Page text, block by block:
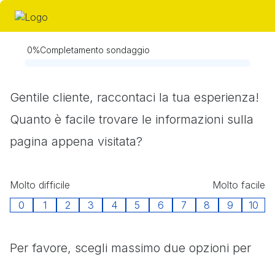
0%Completamento sondaggio
Gentile cliente, raccontaci la tua esperienza!
Quanto è facile trovare le informazioni sulla
pagina appena visitata?
Obbligatorio
Molto difficile
Molto facile
0
1 2 3 4 5 6 7 8 9 10
Per favore, scegli massimo due opzioni per
Obbligatorio